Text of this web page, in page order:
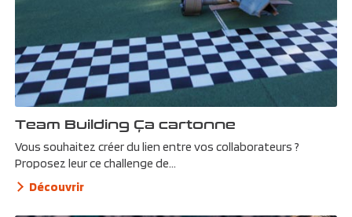
Team Building Ça cartonne
Vous souhaitez créer du lien entre vos collaborateurs ?
Proposez leur ce challenge de...
Découvrir